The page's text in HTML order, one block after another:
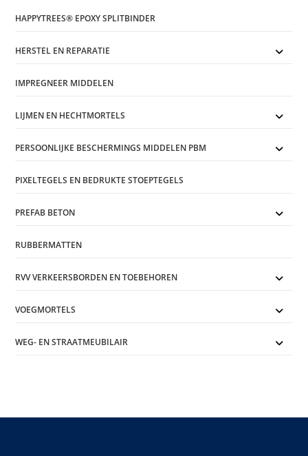
HAPPYTREES® EPOXY SPLITBINDER
HERSTEL EN REPARATIE
IMPREGNEER MIDDELEN
LIJMEN EN HECHTMORTELS
PERSOONLIJKE BESCHERMINGS MIDDELEN PBM
PIXELTEGELS EN BEDRUKTE STOEPTEGELS
PREFAB BETON
RUBBERMATTEN
RVV VERKEERSBORDEN EN TOEBEHOREN
VOEGMORTELS
WEG- EN STRAATMEUBILAIR